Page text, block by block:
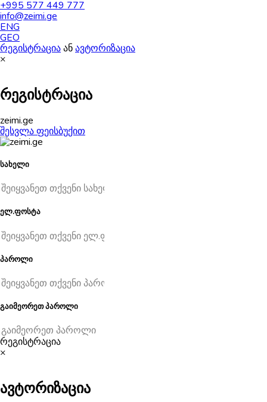
+995 577 449 777
info@zeimi.ge
ENG
GEO
რეგისტრაციაანავტორიზაცია
×
რეგისტრაცია
zeimi.ge
შესვლა ფეისბუქით
სახელი
ელ.ფოსტა
პაროლი
გაიმეორეთ პაროლი
რეგისტრაცია
×
ავტორიზაცია